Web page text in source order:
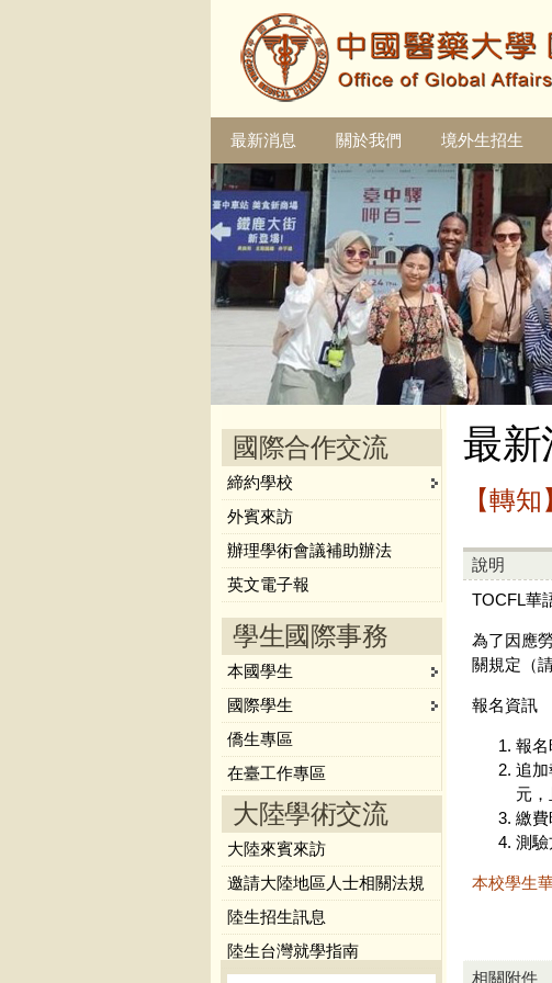
最新消息 關於我們 境外生招生
最新
【轉
說明
TOCFL華
為了因應
關規定（
報名資訊
報名
追加
元，
繳費
測
本校學生
相關附件
國際合作交流
締約學校
外賓來訪
辦理學術會議補助辦法
英文電子報
學生國際事務
本國學生
國際學生
僑生專區
在臺工作專區
大陸學術交流
大陸來賓來訪
邀請大陸地區人士相關法規
陸生招生訊息
陸生台灣就學指南